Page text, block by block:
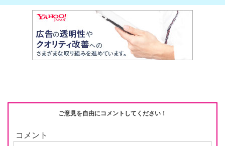
ご意見を自由にコメントしてください！